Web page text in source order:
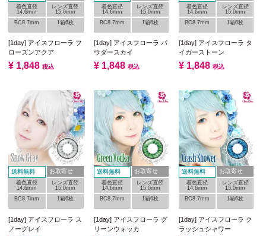
着色直径
14.6mm
レンズ直径
15.0mm
BC8.7mm
1箱6枚
[1day] アイスフローラ フ
ローズンアクア
¥ 1,848 税込
着色直径
14.6mm
レンズ直径
15.0mm
BC8.7mm
1箱6枚
[1day] アイスフローラ パ
ウダースカイ
¥ 1,848 税込
着色直径
14.6mm
レンズ直径
15.0mm
BC8.7mm
1箱6枚
[1day] アイスフローラ タ
イガーストーン
¥ 1,848 税込
送料無料 お取寄せ
着色直径
14.6mm
レンズ直径
15.0mm
BC8.7mm
1箱6枚
[1day] アイスフローラ ス
ノーグレイ
送料無料 お取寄せ
着色直径
14.6mm
レンズ直径
15.0mm
BC8.7mm
1箱6枚
[1day] アイスフローラ グ
リーンウォッカ
送料無料 お取寄せ
着色直径
14.6mm
レンズ直径
15.0mm
BC8.7mm
1箱6枚
[1day] アイスフローラ ク
ラッシュシャワー